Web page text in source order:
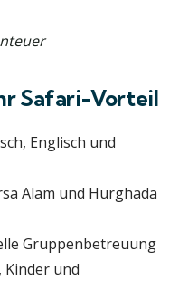
Safari-Vorteil
Englisch und
Alam und Hurghada
Gruppenbetreuung
Kinder und